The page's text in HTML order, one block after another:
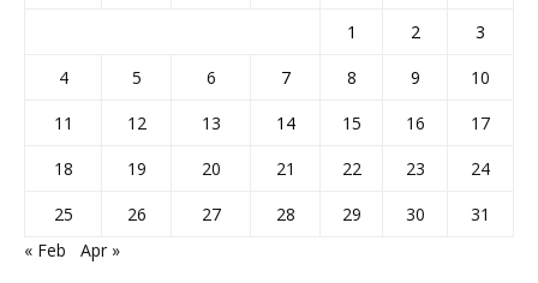
1 2
3
4
5 6 7 8 9
10
11
12 13 14 15 16
17
18
19 20 21 22 23
24
25
26 27 28 29 30
31
« Feb
Apr »